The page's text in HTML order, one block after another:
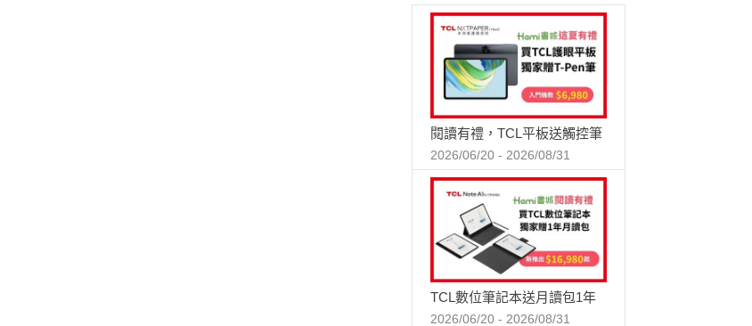
閱讀有禮，TCL平板送觸控筆
2026/06/20 - 2026/08/31
TCL數位筆記本送月讀包1年
2026/06/20 - 2026/08/31